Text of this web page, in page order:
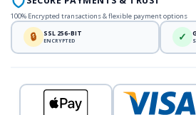
100% Encrypted transactions & flexible payment options
🔒 SSL 256-BIT
ENCRYPTED ✓